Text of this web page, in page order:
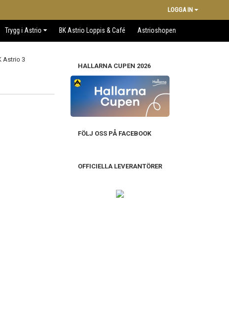
LOGGA IN
Trygg i Astrio BK Astrio Loppis & Café Astrioshopen
HALLARNA CUPEN 2026
FÖLJ OSS PÅ FACEBOOK
OFFICIELLA LEVERANTÖRER